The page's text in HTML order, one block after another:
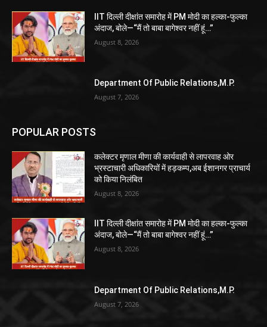
IIT दिल्ली दीक्षांत समारोह में PM मोदी का हल्का-फुल्का
अंदाज, बोले—“मैं तो बाबा बागेश्वर नहीं हूं…”
August 8, 2026
Department Of Public Relations,M.P.
August 7, 2026
POPULAR POSTS
कलेक्टर मृणाल मीणा की कार्यवाही से लापरवाह ओर
भ्रस्टाचारी अधिकारियों में हड़कम्प,अब ईशानगर प्राचार्य
को किया निलंबित
August 8, 2026
IIT दिल्ली दीक्षांत समारोह में PM मोदी का हल्का-फुल्का
अंदाज, बोले—“मैं तो बाबा बागेश्वर नहीं हूं…”
August 8, 2026
Department Of Public Relations,M.P.
August 7, 2026